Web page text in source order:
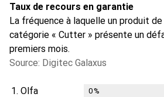
Taux de recours en garantie
La fréquence à laquelle un produit
catégorie « Cutter » présente un
premiers mois.
Source: Digitec Galaxus
1. Olfa 0%